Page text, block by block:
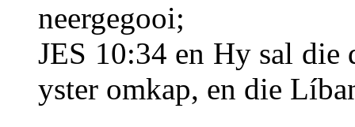
neergegooi;
JES 10:34 en Hy sal die
yster omkap, en die